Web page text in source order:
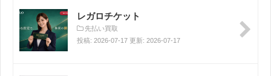
レガロチケット
先払い買取
投稿: 2026-07-17 更新: 2026-07-17